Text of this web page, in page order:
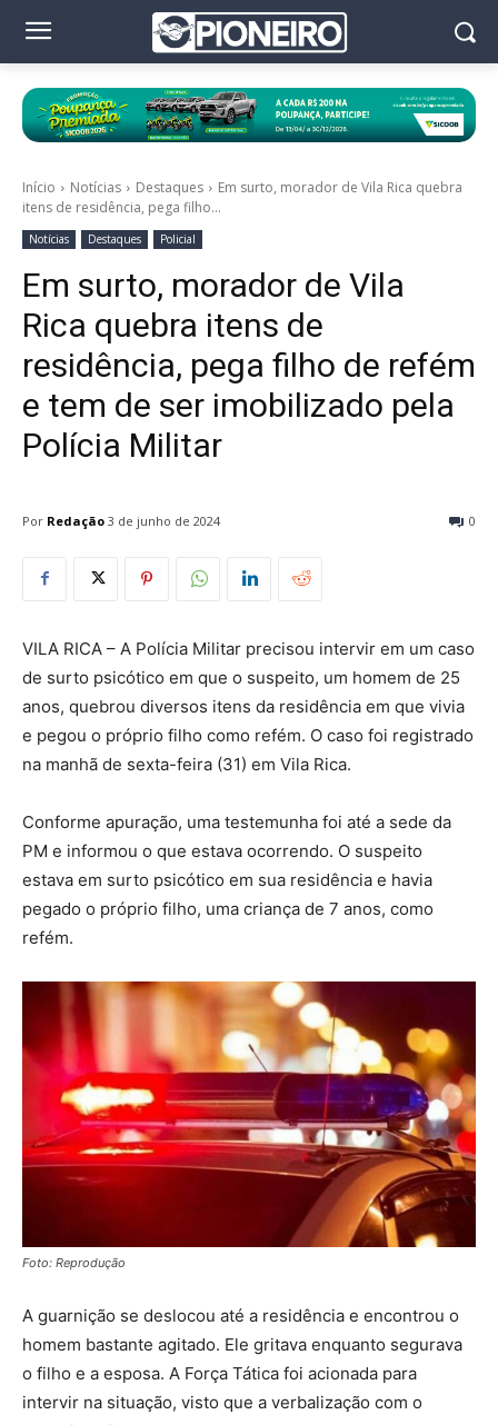
Início Notícias Destaques
Em surto, morador de Vila Rica quebra
itens de residência, pega filho...
Notícias Destaques Policial
Em surto, morador de Vila
Rica quebra itens de
residência, pega filho de refém
e tem de ser imobilizado pela
Polícia Militar
Por Redação 0
3 de junho de 2024
VILA RICA – A Polícia Militar precisou intervir em um caso
de surto psicótico em que o suspeito, um homem de 25
anos, quebrou diversos itens da residência em que vivia
e pegou o próprio filho como refém. O caso foi registrado
na manhã de sexta-feira (31) em Vila Rica.
Conforme apuração, uma testemunha foi até a sede da
PM e informou o que estava ocorrendo. O suspeito
estava em surto psicótico em sua residência e havia
pegado o próprio filho, uma criança de 7 anos, como
refém.
Foto: Reprodução
A guarnição se deslocou até a residência e encontrou o
homem bastante agitado. Ele gritava enquanto segurava
o filho e a esposa. A Força Tática foi acionada para
intervir na situação, visto que a verbalização com o